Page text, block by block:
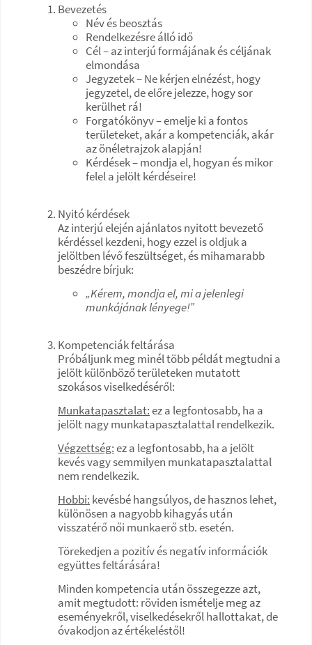
Bevezetés
Név és beosztás
Rendelkezésre álló idő
Cél – az interjú formájának és céljának
elmondása
Jegyzetek – Ne kérjen elnézést, hogy
jegyzetel, de előre jelezze, hogy sor
kerülhet rá!
Forgatókönyv – emelje ki a fontos
területeket, akár a kompetenciák, akár
az önéletrajzok alapján!
Kérdések – mondja el, hogyan és mikor
felel a jelölt kérdéseire!
Nyitó kérdések
Az interjú elején ajánlatos nyitott bevezető
kérdéssel kezdeni, hogy ezzel is oldjuk a
jelöltben lévő feszültséget, és mihamarabb
beszédre bírjuk:
„Kérem, mondja el, mi a jelenlegi
munkájának lényege!”
Kompetenciák feltárása
Próbáljunk meg minél több példát megtudni a
jelölt különböző területeken mutatott
szokásos viselkedéséről:
Munkatapasztalat:ez a legfontosabb, ha a
jelölt nagy munkatapasztalattal rendelkezik.
Végzettség:ez a legfontosabb, ha a jelölt
kevés vagy semmilyen munkatapasztalattal
nem rendelkezik.
Hobbi: kevésbé hangsúlyos, de hasznos lehet,
különösen a nagyobb kihagyás után
visszatérő női munkaerő stb. esetén.
Törekedjen a pozitív és negatív információk
együttes feltárására!
Minden kompetencia után összegezze azt,
amit megtudott: röviden ismételje meg az
eseményekről, viselkedésekről hallottakat, de
óvakodjon az értékeléstől!